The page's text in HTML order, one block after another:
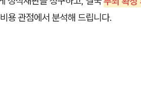
용 관점에서 분석해 드립니다.